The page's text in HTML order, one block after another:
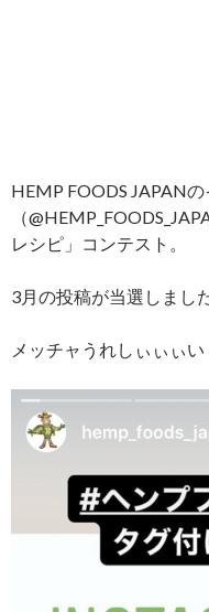
HEMP FOODS JAPAN
（
レシピ」コンテスト。
3月の投稿が当選しまし
メッチャうれしぃぃぃい